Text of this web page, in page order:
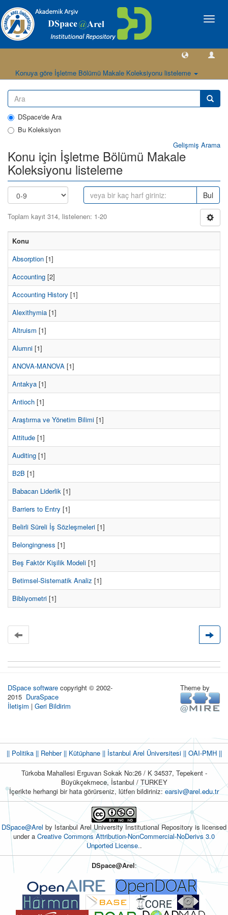
Geçiş
Konuya göre İşletme Bölümü Makale Koleksiyonu listeleme
DSpace'de Ara
Bu Koleksiyon
Gelişmiş Arama
Konu için İşletme Bölümü Makale
Koleksiyonu listeleme
Bul
Toplam kayıt 314, listelenen: 1-20
Konu
Absorption [1]
Accounting [2]
Accounting History [1]
Alexithymia [1]
Altruism [1]
Alumni [1]
ANOVA-MANOVA [1]
Antakya [1]
Antioch [1]
Araştırma ve Yönetim Bilimi [1]
Attitude [1]
Auditing [1]
B2B [1]
Babacan Liderlik [1]
Barriers to Entry [1]
Belirli Süreli İş Sözleşmeleri [1]
Belongingness [1]
Beş Faktör Kişilik Modeli [1]
Betimsel-Sistematik Analiz [1]
Bibliyometri [1]
DSpace software copyright © 2002-
2015 DuraSpace
İletişim | Geri Bildirim
Theme by
|| Politika|| Rehber|| Kütüphane|| İstanbul Arel Üniversitesi ||OAI-PMH ||
Türkoba Mahallesi Erguvan Sokak No:26 / K 34537, Tepekent -
Büyükçekmece, İstanbul / TURKEY
İçerikte herhangi bir hata görürseniz, lütfen bildiriniz: earsiv@arel.edu.tr
DSpace@Arel by Istanbul Arel University Institutional Repository is licensed
under a Creative Commons Attribution-NonCommercial-NoDerivs 3.0
Unported License..
DSpace@Arel: